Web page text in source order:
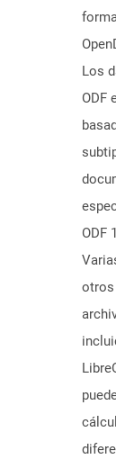
Los
ODF
ODF
otros